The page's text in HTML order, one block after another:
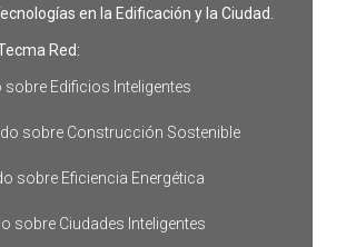
en la Edificación y la Ciudad.
Red:
sobre Edificios Inteligentes
sobre Construcción Sostenible
sobre Eficiencia Energética
sobre Ciudades Inteligentes